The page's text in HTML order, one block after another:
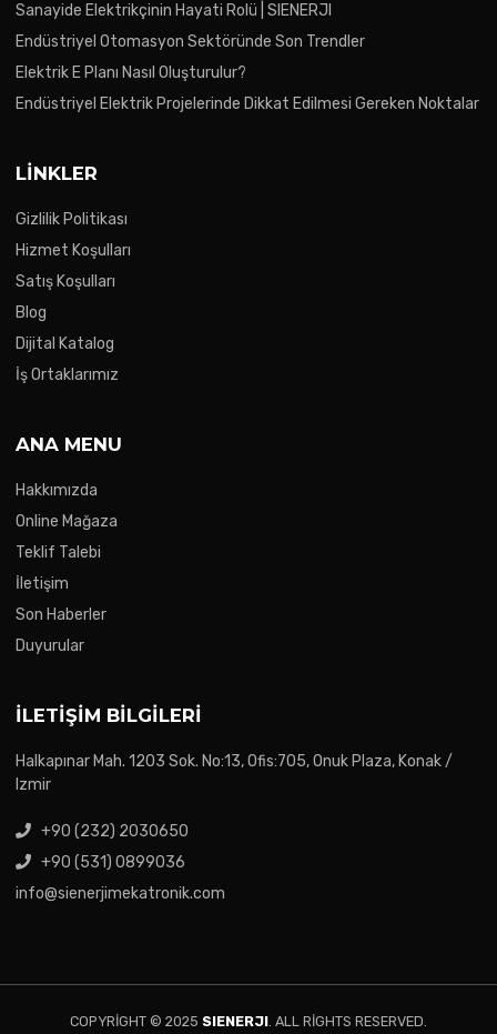
Sanayide Elektrikçinin Hayati Rolü | SIENERJI
Endüstriyel Otomasyon Sektöründe Son Trendler
Elektrik E Planı Nasıl Oluşturulur?
Endüstriyel Elektrik Projelerinde Dikkat Edilmesi Gereken Noktalar
LINKLER
Gizlilik Politikası
Hizmet Koşulları
Satış Koşulları
Blog
Dijital Katalog
İş Ortaklarımız
ANA MENU
Hakkımızda
Online Mağaza
Teklif Talebi
İletişim
Son Haberler
Duyurular
İLETIŞIM BILGILERI
Halkapınar Mah. 1203 Sok. No:13, Ofis:705, Onuk Plaza, Konak /
Izmir
+90 (232) 2030650
+90 (531) 0899036
info@sienerjimekatronik.com
COPYRIGHT © 2025 SIENERJI. ALL RIGHTS RESERVED.